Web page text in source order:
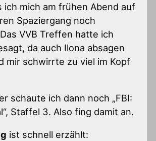
ich mich am frühen Abend auf
Spaziergang noch
VVB Treffen hatte ich
da auch Ilona absagen
mir schwirrte zu viel im Kopf
schaute ich dann noch „FBI:
Staffel 3. Also fing damit an.
ist schnell erzählt: